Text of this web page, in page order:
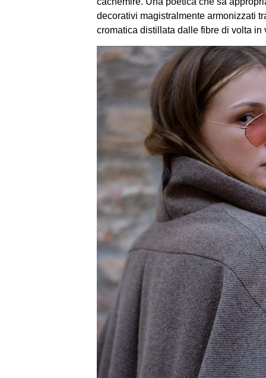
decorativi magistralmente armonizzati
cromatica distillata dalle fibre di volta in